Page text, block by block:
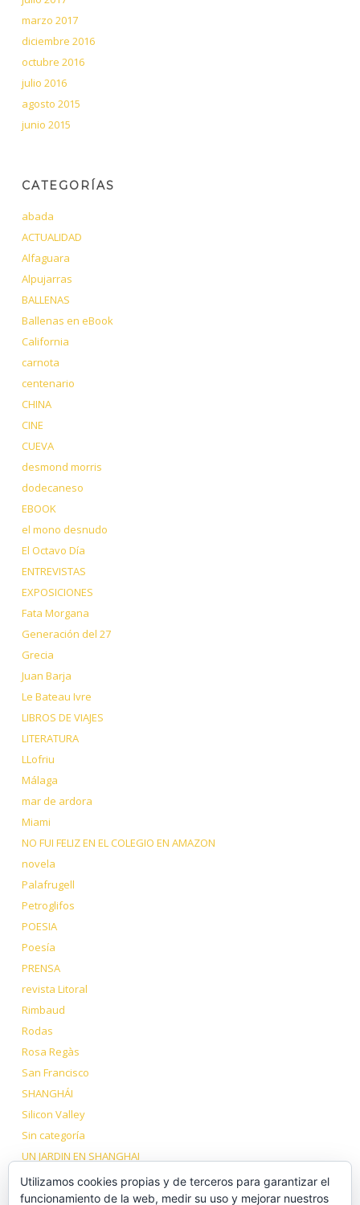
marzo 2017
diciembre 2016
octubre 2016
julio 2016
agosto 2015
junio 2015
CATEGORÍAS
abada
ACTUALIDAD
Alfaguara
Alpujarras
BALLENAS
Ballenas en eBook
California
carnota
centenario
CHINA
CINE
CUEVA
desmond morris
dodecaneso
EBOOK
el mono desnudo
El Octavo Día
ENTREVISTAS
EXPOSICIONES
Fata Morgana
Generación del 27
Grecia
Juan Barja
Le Bateau Ivre
LIBROS DE VIAJES
LITERATURA
LLofriu
Málaga
mar de ardora
Miami
NO FUI FELIZ EN EL COLEGIO EN AMAZON
novela
Palafrugell
Petroglifos
POESIA
Poesía
PRENSA
revista Litoral
Rimbaud
Rodas
Rosa Regàs
San Francisco
SHANGHÁI
Silicon Valley
Sin categoría
UN JARDIN EN SHANGHAI
VIAJE A LOS DOS TÍBET
Volcanes Dormidos
Utilizamos cookies propias y de terceros para garantizar el
funcionamiento de la web, medir su uso y mejorar nuestros